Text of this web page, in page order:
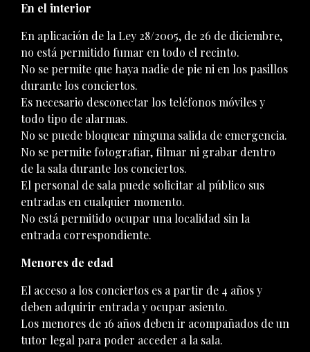
En el interior
En aplicación de la Ley 28/2005, de 26 de diciembre,
no está permitido fumar en todo el recinto.
No se permite que haya nadie de pie ni en los pasillos
durante los conciertos.
Es necesario desconectar los teléfonos móviles y
todo tipo de alarmas.
No se puede bloquear ninguna salida de emergencia.
No se permite fotografiar, filmar ni grabar dentro
de la sala durante los conciertos.
El personal de sala puede solicitar al público sus
entradas en cualquier momento.
No está permitido ocupar una localidad sin la
entrada correspondiente.
Menores de edad
El acceso a los conciertos es a partir de 4 años y
deben adquirir entrada y ocupar asiento.
Los menores de 16 años deben ir acompañados de un
tutor legal para poder acceder a la sala.